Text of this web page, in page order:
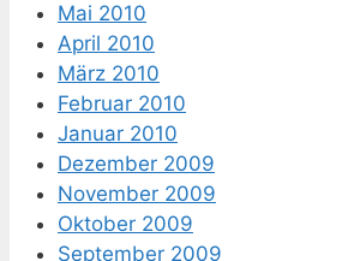
Mai 2010
April 2010
März 2010
Februar 2010
Januar 2010
Dezember 2009
November 2009
Oktober 2009
September 2009